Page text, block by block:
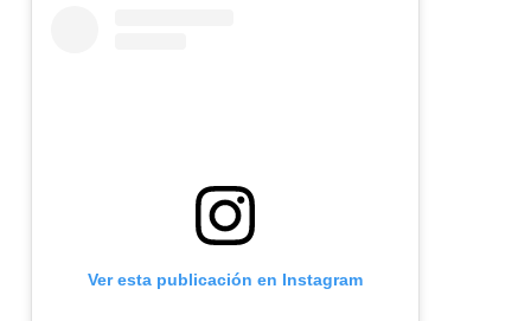
Ver esta publicación en Instagram